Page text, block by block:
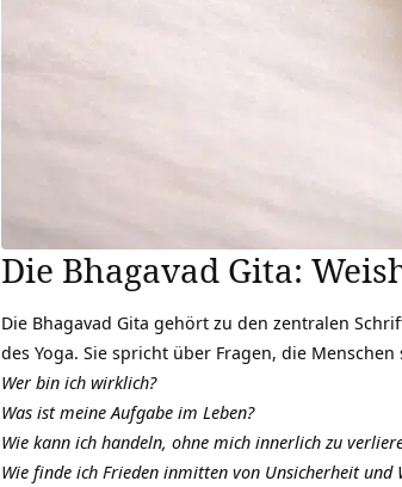
Die Bhagavad Gita:
Die Bhagavad Gita gehört zu den zentralen
des Yoga. Sie spricht über Fragen, die
Wer bin ich wirklich?
Was ist meine Aufgabe im Leben?
Wie kann ich handeln, ohne mich innerlich zu
Wie finde ich Frieden inmitten von Unsicherheit und